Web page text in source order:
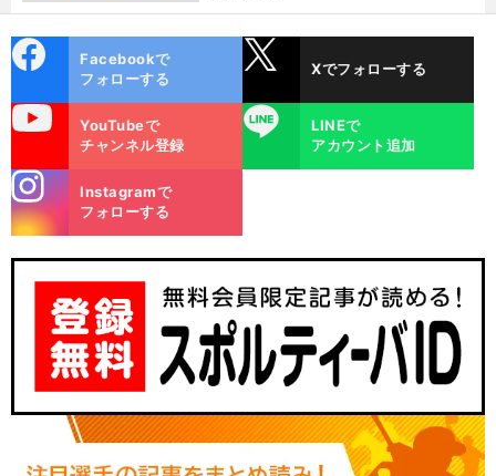
ok
Facebookで
フォローする
Xでフォローする
YouTubeで
チャンネル登録
LINE
LINEで
アカウント追加
m
Instagramで
フォローする